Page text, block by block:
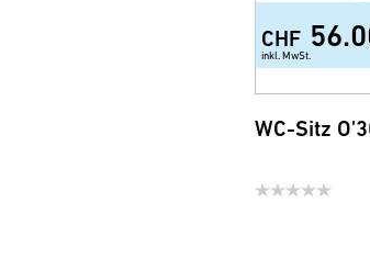
CHF
inkl. MwSt.
WC-Sitz